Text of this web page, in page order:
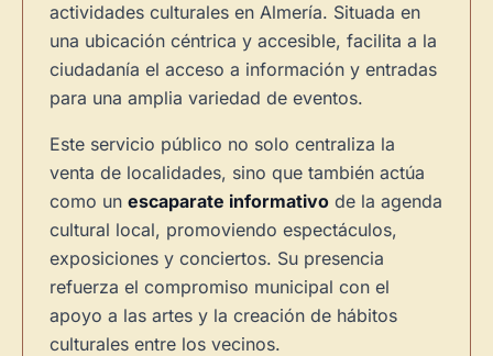
actividades culturales en Almería. Situada en
una ubicación céntrica y accesible, facilita a la
ciudadanía el acceso a información y entradas
para una amplia variedad de eventos.
Este servicio público no solo centraliza la
venta de localidades, sino que también actúa
como un escaparate informativo de la agenda
cultural local, promoviendo espectáculos,
exposiciones y conciertos. Su presencia
refuerza el compromiso municipal con el
apoyo a las artes y la creación de hábitos
culturales entre los vecinos.